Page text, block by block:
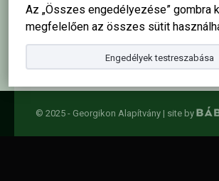
Az „Összes engedélyezése” gombra
megfelelően az összes sütit
Engedélyek testreszabása
Elolvastam és elfogadom az
© 2025 - Georgikon Alapítvány | site by